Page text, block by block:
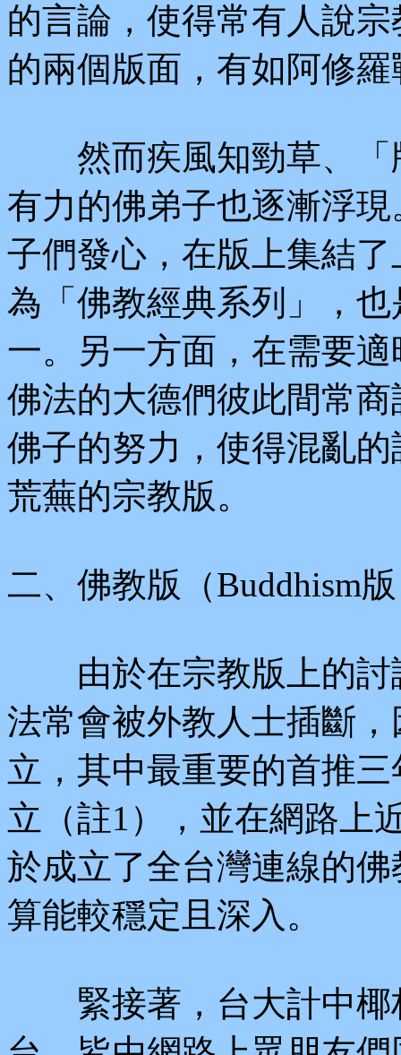
的言論，使得常有人說
的兩個版面，有如阿修羅
然而疾風知勁草、「
有力的佛弟子也逐漸浮
子們發心，在版上集結
為「佛教經典系列」，
一。另一方面，在需要
佛法的大德們彼此間常
佛子的努力，使得混亂
荒蕪的宗教版。
二、佛教版（Buddhism
由於在宗教版上的討
法常會被外教人士插斷
立，其中最重要的首推
立（註1），並在網路上
於成立了全台灣連線的
算能較穩定且深入。
緊接著，台大計中椰